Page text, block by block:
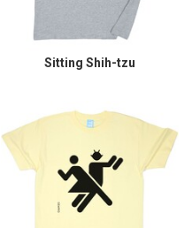
Sitting Shih-tzu